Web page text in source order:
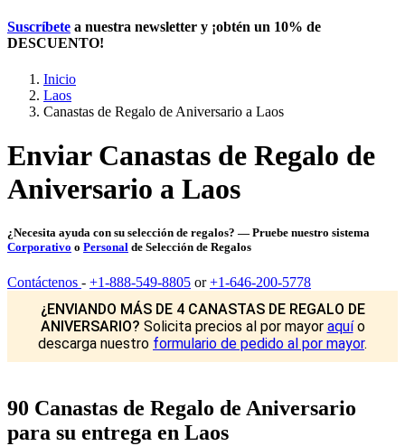
Suscríbete a nuestra newsletter y ¡obtén un 10% de
DESCUENTO!
Inicio
Laos
Canastas de Regalo de Aniversario a Laos
Enviar Canastas de Regalo de
Aniversario a Laos
¿Necesita ayuda con su selección de regalos? — Pruebe nuestro sistema
Corporativo o Personal de Selección de Regalos
Contáctenos - +1-888-549-8805 or+1-646-200-5778
¿ENVIANDO MÁS DE 4 CANASTAS DE REGALO DE
ANIVERSARIO? Solicita precios al por mayor aquío
descarga nuestro formulario de pedido al por mayor.
90 Canastas de Regalo de Aniversario
para su entrega en Laos